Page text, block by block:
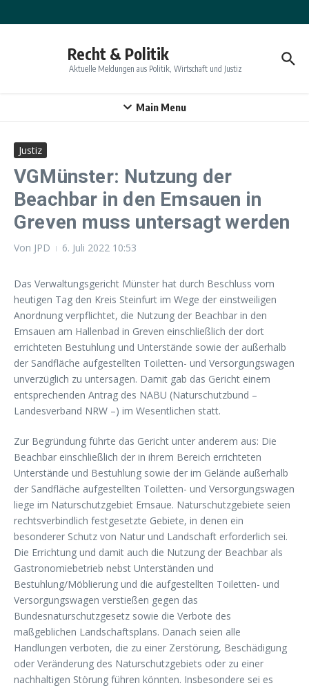
Recht & Politik
Aktuelle Meldungen aus Politik, Wirtschaft und Justiz
Main Menu
Justiz
VGMünster: Nutzung der
Beachbar in den Emsauen in
Greven muss untersagt werden
Von JPD 6. Juli 2022 10:53
Das Verwaltungsgericht Münster hat durch Beschluss vom
heutigen Tag den Kreis Steinfurt im Wege der einstweiligen
Anordnung verpflichtet, die Nutzung der Beachbar in den
Emsauen am Hallenbad in Greven einschließlich der dort
errichteten Bestuhlung und Unterstände sowie der außerhalb
der Sandfläche aufgestellten Toiletten- und Versorgungswagen
unverzüglich zu untersagen. Damit gab das Gericht einem
entsprechenden Antrag des NABU (Naturschutzbund –
Landesverband NRW –) im Wesentlichen statt.
Zur Begründung führte das Gericht unter anderem aus: Die
Beachbar einschließlich der in ihrem Bereich errichteten
Unterstände und Bestuhlung sowie der im Gelände außerhalb
der Sandfläche aufgestellten Toiletten- und Versorgungswagen
liege im Naturschutzgebiet Emsaue. Naturschutzgebiete seien
rechtsverbindlich festgesetzte Gebiete, in denen ein
besonderer Schutz von Natur und Landschaft erforderlich sei.
Die Errichtung und damit auch die Nutzung der Beachbar als
Gastronomiebetrieb nebst Unterständen und
Bestuhlung/Möblierung und die aufgestellten Toiletten- und
Versorgungswagen verstießen gegen das
Bundesnaturschutzgesetz sowie die Verbote des
maßgeblichen Landschaftsplans. Danach seien alle
Handlungen verboten, die zu einer Zerstörung, Beschädigung
oder Veränderung des Naturschutzgebiets oder zu einer
nachhaltigen Störung führen könnten. Insbesondere sei es